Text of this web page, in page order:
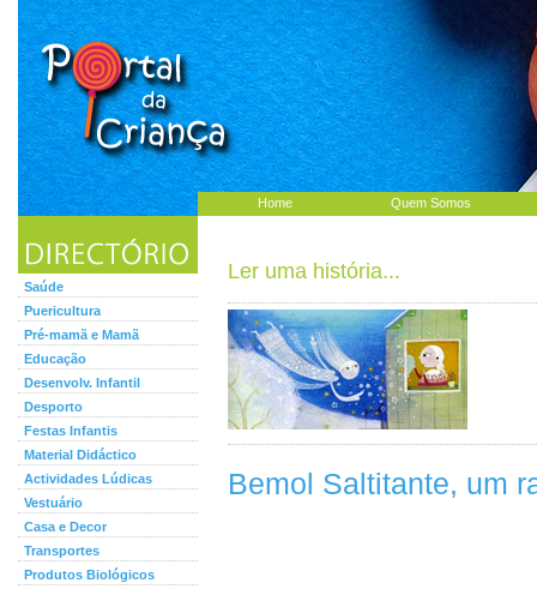
Home Quem Somos
Saúde
Puericultura
Pré-mamã e Mamã
Educação
Desenvolv. Infantil
Desporto
Festas Infantis
Material Didáctico
Actividades Lúdicas
Vestuário
Casa e Decor
Transportes
Produtos Biológicos
Ler uma história...
Bemol Saltitante, um